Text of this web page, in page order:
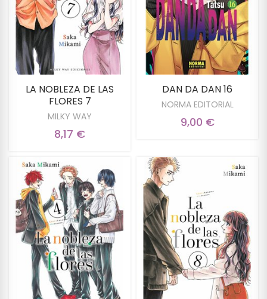
LA NOBLEZA DE LAS
FLORES 7
MILKY WAY
8,17 €
DAN DA DAN 16
NORMA EDITORIAL
9,00 €